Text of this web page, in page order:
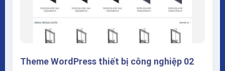
Theme WordPress thiết bị công nghiệp 02